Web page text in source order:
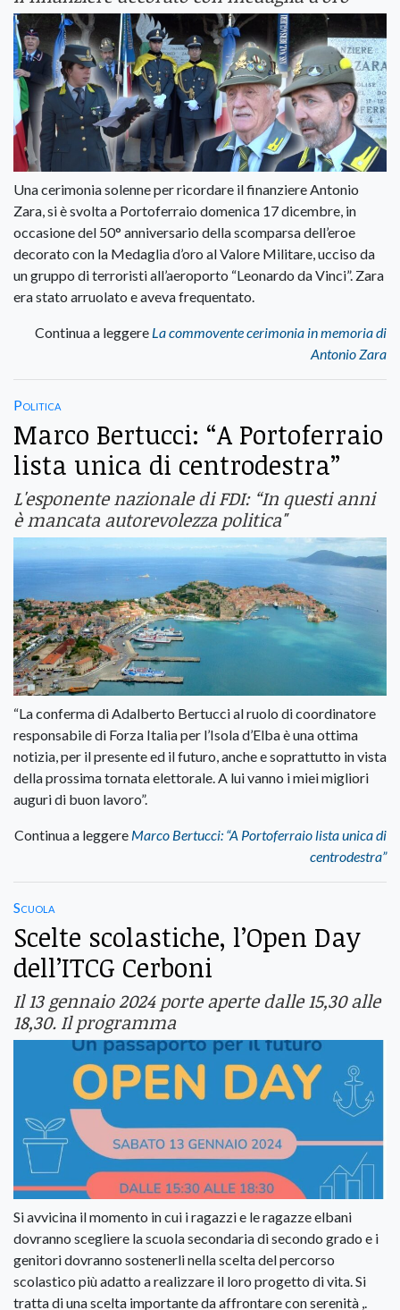
Una cerimonia solenne per ricordare il finanziere Antonio
Zara, si è svolta a Portoferraio domenica 17 dicembre, in
occasione del 50° anniversario della scomparsa dell’eroe
decorato con la Medaglia d’oro al Valore Militare, ucciso da
un gruppo di terroristi all’aeroporto “Leonardo da Vinci”. Zara
era stato arruolato e aveva frequentato.
Continua a leggere La commovente cerimonia in memoria di
Antonio Zara
Politica
Marco Bertucci: “A Portoferraio
lista unica di centrodestra”
L'esponente nazionale di FDI: “In questi anni
è mancata autorevolezza politica"
“La conferma di Adalberto Bertucci al ruolo di coordinatore
responsabile di Forza Italia per l’Isola d’Elba è una ottima
notizia, per il presente ed il futuro, anche e soprattutto in vista
della prossima tornata elettorale. A lui vanno i miei migliori
auguri di buon lavoro”.
Continua a leggere Marco Bertucci: “A Portoferraio lista unica di
centrodestra”
Scuola
Scelte scolastiche, l’Open Day
dell’ITCG Cerboni
Il 13 gennaio 2024 porte aperte dalle 15,30 alle
18,30. Il programma
Si avvicina il momento in cui i ragazzi e le ragazze elbani
dovranno scegliere la scuola secondaria di secondo grado e i
genitori dovranno sostenerli nella scelta del percorso
scolastico più adatto a realizzare il loro progetto di vita. Si
tratta di una scelta importante da affrontare con serenità ,.